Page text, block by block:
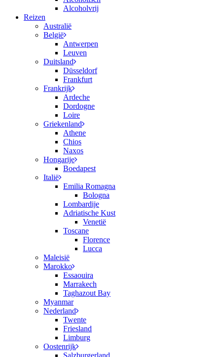
Alcoholvrij
Reizen
Australië
België
Antwerpen
Leuven
Duitsland
Düsseldorf
Frankfurt
Frankrijk
Ardeche
Dordogne
Loire
Griekenland
Athene
Chios
Naxos
Hongarije
Boedapest
Italië
Emilia Romagna
Bologna
Lombardije
Adriatische Kust
Venetië
Toscane
Florence
Lucca
Maleisië
Marokko
Essaouira
Marrakech
Taghazout Bay
Myanmar
Nederland
Twente
Friesland
Limburg
Oostenrijk
Salzburgerland